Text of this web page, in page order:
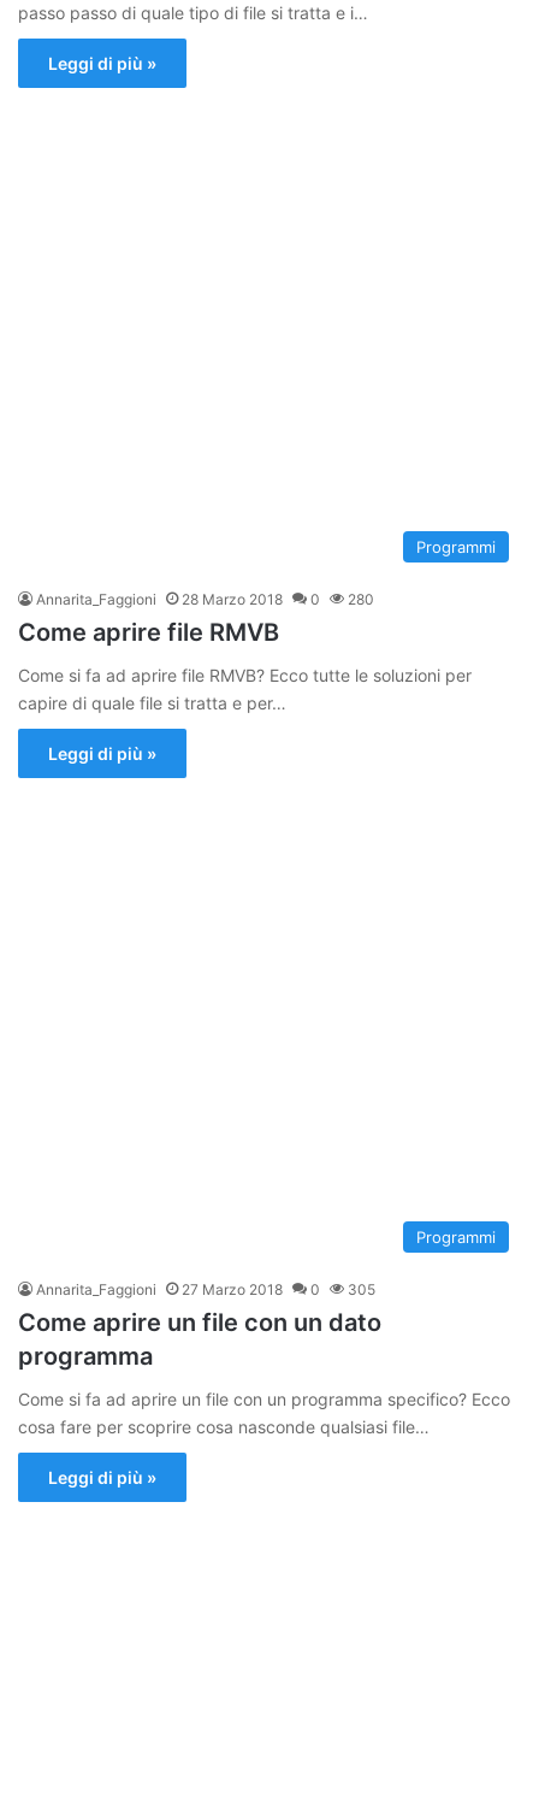
passo passo di quale tipo di file si tratta e i…
Leggi di più »
Programmi
Annarita_Faggioni 28 Marzo 2018 0 280
Come aprire file RMVB
Come si fa ad aprire file RMVB? Ecco tutte le soluzioni per
capire di quale file si tratta e per…
Leggi di più »
Programmi
Annarita_Faggioni 27 Marzo 2018 0 305
Come aprire un file con un dato
programma
Come si fa ad aprire un file con un programma specifico? Ecco
cosa fare per scoprire cosa nasconde qualsiasi file…
Leggi di più »